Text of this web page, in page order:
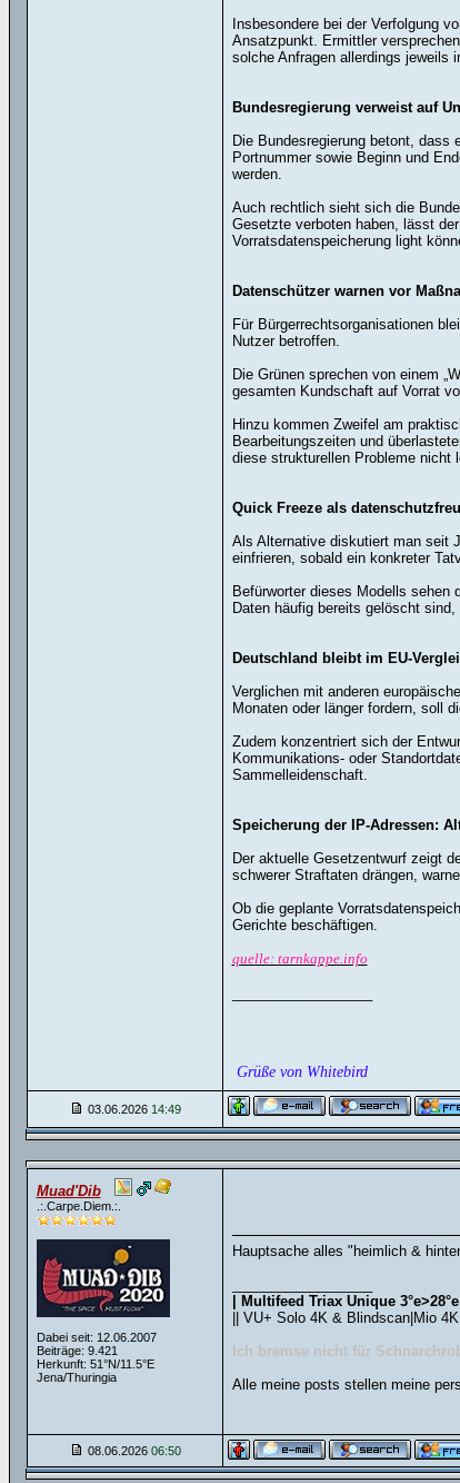
Insbesondere bei der Verfolgung
Ansatzpunkt. Ermittler
solche Anfragen allerdings jeweils
Bundesregierung verweist auf
Die Bundesregierung betont,
Portnummer sowie Beginn und
werden.
Auch rechtlich sieht sich die
Gesetzte verboten haben, lässt
Vorratsdatenspeicherung light
Datenschützer warnen vor
Für Bürgerrechtsorganisationen
Nutzer betroffen.
Die Grünen sprechen von einem
gesamten Kundschaft auf Vorrat
Hinzu kommen Zweifel am
Bearbeitungszeiten und
diese strukturellen Probleme nicht
Quick Freeze als
Als Alternative diskutiert man seit
einfrieren, sobald ein konkreter
Befürworter dieses Modells sehen
Daten häufig bereits gelöscht
Deutschland bleibt im EU-
Verglichen mit anderen
Monaten oder länger fordern, soll
Zudem konzentriert sich der
Kommunikations- oder
Sammelleidenschaft.
Speicherung der IP-Adressen:
Der aktuelle Gesetzentwurf zeigt
schwerer Straftaten drängen,
Ob die geplante
Gerichte beschäftigen.
quelle: tarnkappe.info
Grüße von Whitebird
03.06.2026 14:49
Muad'Dib
.:.Carpe.Diem.:.
Dabei seit: 12.06.2007
Beiträge: 9.421
Herkunft: 51°N/11.5°E
Jena/Thuringia
Hauptsache alles "heimlich &
| Multifeed Triax Unique
|| VU+ Solo 4K & Blindscan|Mio
Ich bremse nicht für
Alle meine posts stellen meine
08.06.2026 06:50